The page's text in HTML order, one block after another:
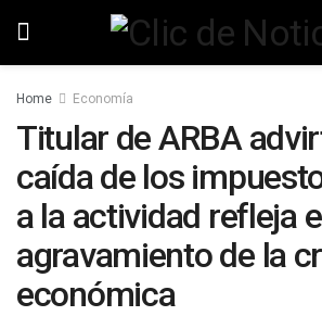
Home Economía
Titular de ARBA
caída de los
a la actividad refleja
agravamiento de la
económica